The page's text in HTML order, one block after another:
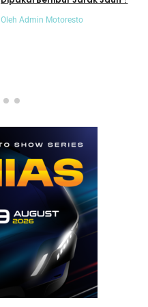
Oleh Admin Motoresto